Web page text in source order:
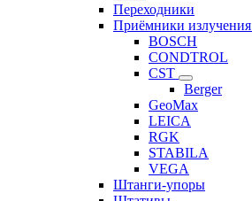
Переходники
Приёмники излучения
BOSCH
CONDTROL
CST
Berger
GeoMax
LEICA
RGK
STABILA
VEGA
Штанги-упоры